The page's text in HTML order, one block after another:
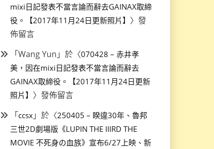
mixi日記發表不當言論而辭去GAINAX取締
役。【2017年11月24日更新照片】 〉發
佈留言
「Wang Yun 」於〈070428 – 赤井孝
美，因在mixi日記發表不當言論而辭去
GAINAX取締役。【2017年11月24日更新
照片】 〉發佈留言
「ccsx」於〈250405 – 睽違30年、魯邦
三世2D劇場版《LUPIN THE IIIRD THE
MOVIE 不死身の血族》宣布6/27上映、新